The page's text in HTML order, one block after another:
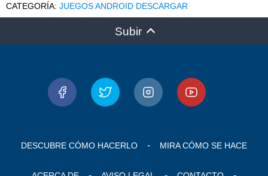
JUEGOS ANDROID DESCARGAR
Subir
DESCUBRE CÓMO HACERLO MIRA CÓMO SE HACE